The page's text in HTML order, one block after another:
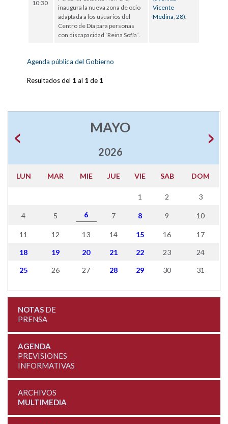
10:30
inaugura la nueva zona de ocio
adaptada a los usuarios del
Centro de Día para personas
con discapacidad `Reina Sofía´.
Vicente
Medina, 28).
Agenda pública del Gobierno
Resultados del 1 al 1de 1
MAYO
2026
LUN MAR MIE JUE VIE SAB DOM
1 2 3
4 5 6 7 8 9 10
11 12 13 14 15 16 17
18 19 20 21 22 23 24
25 26 27 28 29 30 31
NOTASDE
PRENSA
AGENDA
PREVISIONES
INFORMATIVAS
ARCHIVOS
MULTIMEDIA